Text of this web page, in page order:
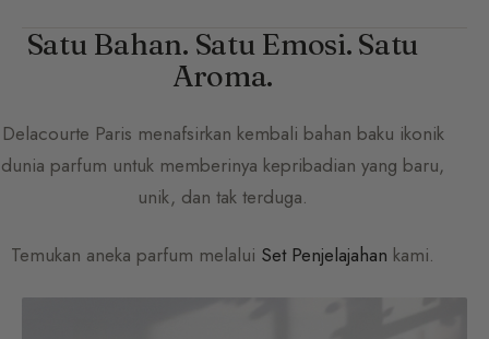
Satu Bahan. Satu Emosi. Satu
Aroma.
Delacourte Paris menafsirkan kembali bahan baku ikonik
dunia parfum untuk memberinya kepribadian yang baru,
unik, dan tak terduga.
Temukan aneka parfum melalui Set Penjelajahan kami.